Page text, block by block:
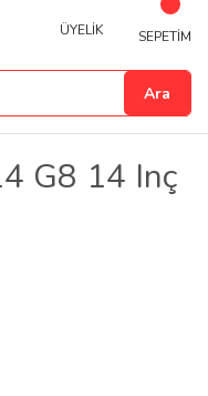
Ara
ÜYELİK SEPETİM
G8 14 Inç